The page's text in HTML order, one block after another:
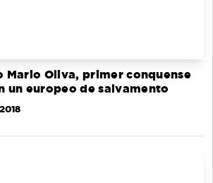
Mario Oliva, primer conquense
un europeo de salvamento